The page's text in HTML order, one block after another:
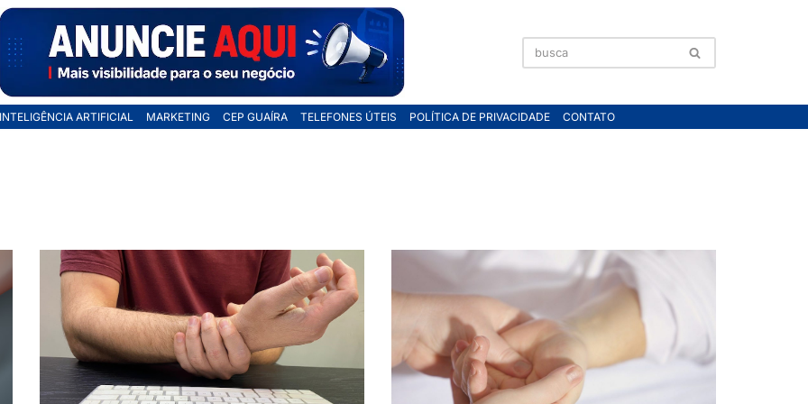
INTELIGÊNCIA ARTIFICIAL MARKETING CEP GUAÍRA TELEFONES ÚTEIS POLÍTICA DE PRIVACIDADE CONTATO